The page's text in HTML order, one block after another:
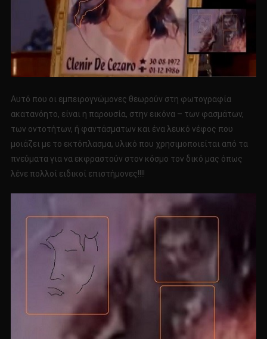
Αυτό που οι εμπειρογνώμονες θεωρούν στη φωτογραφία
ακατανόητο, είναι η παρουσία, στην εικόνα – των φασμάτων,
των οντοτήτων, ή φαντάσματων και ένα λευκό νέφος που
μοιάζει με το εκτόπλασμα, υλικό που χρησιμοποιείται από τα
πνεύματα για να εκφραστούν στον κόσμο τον δικό μας όπως
λένε πολλοί ειδικοί επιστήμονες!!!!